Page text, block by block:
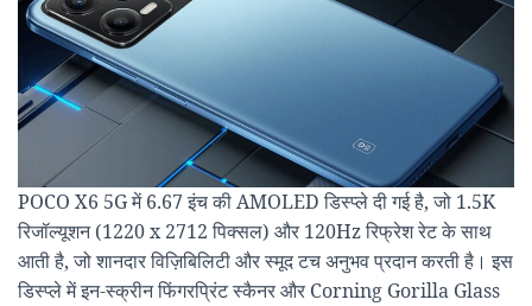
POCO X6 5G में 6.67 इंच की AMOLED डिस्प्ले दी गई है, जो 1.5K
रिजॉल्यूशन (1220 x 2712 पिक्सल) और 120Hz रिफ्रेश रेट के साथ
आती है, जो शानदार विज़िबिलिटी और स्मूद टच अनुभव प्रदान करती है। इस
डिस्प्ले में इन-स्क्रीन फिंगरप्रिंट स्कैनर और Corning Gorilla Glass